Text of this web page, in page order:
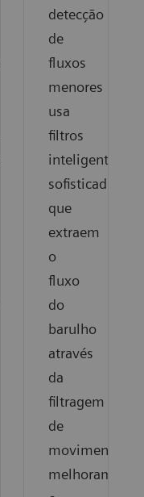
detecção
de
fluxos
menores
usa
filtros
inteligentes
sofisticados
que
extraem
o
fluxo
do
barulho
através
da
filtragem
de
movimento,
melhoram